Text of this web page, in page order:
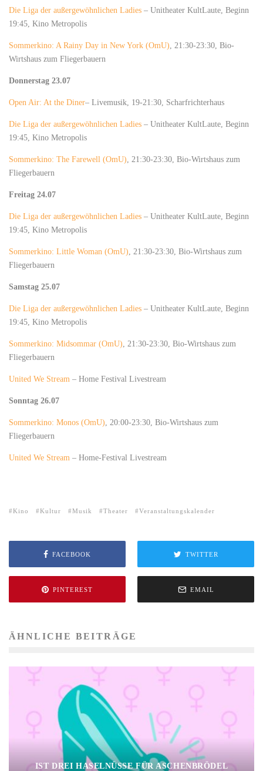
Die Liga der außergewöhnlichen Ladies – Unitheater KultLaute, Beginn
19:45, Kino Metropolis
Sommerkino: A Rainy Day in New York (OmU), 21:30-23:30, Bio-
Wirtshaus zum Fliegerbauern
Donnerstag 23.07
Open Air: At the Diner– Livemusik, 19-21:30, Scharfrichterhaus
Die Liga der außergewöhnlichen Ladies – Unitheater KultLaute, Beginn
19:45, Kino Metropolis
Sommerkino: The Farewell (OmU), 21:30-23:30, Bio-Wirtshaus zum
Fliegerbauern
Freitag 24.07
Die Liga der außergewöhnlichen Ladies – Unitheater KultLaute, Beginn
19:45, Kino Metropolis
Sommerkino: Little Woman (OmU), 21:30-23:30, Bio-Wirtshaus zum
Fliegerbauern
Samstag 25.07
Die Liga der außergewöhnlichen Ladies – Unitheater KultLaute, Beginn
19:45, Kino Metropolis
Sommerkino: Midsommar (OmU), 21:30-23:30, Bio-Wirtshaus zum
Fliegerbauern
United We Stream – Home Festival Livestream
Sonntag 26.07
Sommerkino: Monos (OmU), 20:00-23:30, Bio-Wirtshaus zum
Fliegerbauern
United We Stream – Home-Festival Livestream
Kino Kultur Musik Theater Veranstaltungskalender
FACEBOOK TWITTER
PINTEREST EMAIL
ÄHNLICHE BEITRÄGE
IST DREI HASELNÜSSE FÜR ASCHENBRÖDEL